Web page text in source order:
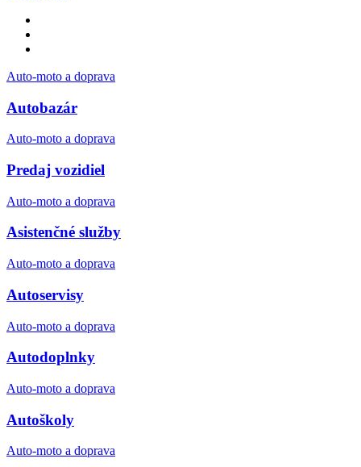
Auto-moto a doprava
Autobazár
Auto-moto a doprava
Predaj vozidiel
Auto-moto a doprava
Asistenčné služby
Auto-moto a doprava
Autoservisy
Auto-moto a doprava
Autodoplnky
Auto-moto a doprava
Autoškoly
Auto-moto a doprava